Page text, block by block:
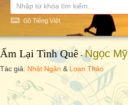
Gõ Tiếng Việt
Ấm Lại Tình Quê-Ngọc Mỹ
Tác giả: Nhật Ngân & Loan Thảo